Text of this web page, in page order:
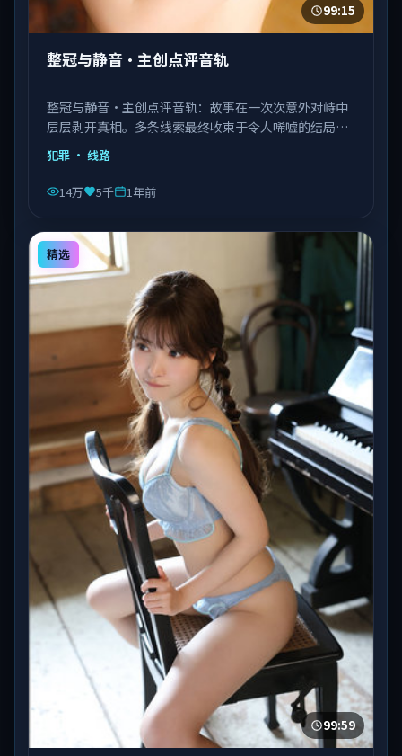
99:15
整冠与静音·主创点评音轨
整冠与静音·主创点评音轨：故事在一次次意外对峙中
层层剥开真相。多条线索最终收束于令人唏嘘的结局。
由陈凯歌执导，乔杉、沈腾、易烊千玺等主演，泰国出
品，类型为犯罪。
犯罪 · 线路
14万 5千 1年前
精选
99:59